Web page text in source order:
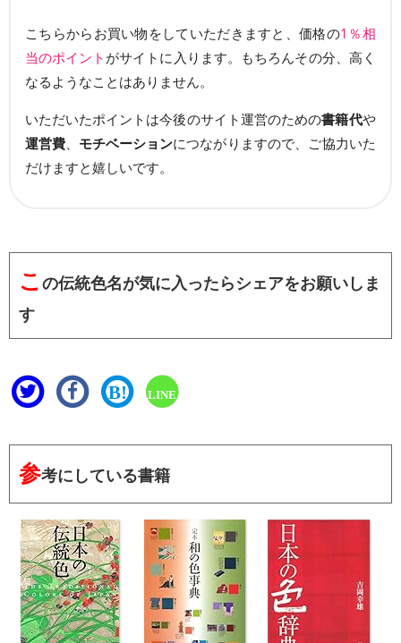
こちらからお買い物をしていただきますと、価格の1％相
当のポイント がサイトに入ります。もちろんその分、高く
なるようなことはありません。
いただいたポイントは今後のサイト運営のための書籍代や
運営費、 モチベーションにつながりますので、ご協力いた
だけますと嬉しいです。
こ の伝統色名が気に入ったらシェアをお願いしま
す
B! LINE
参考にしている書籍